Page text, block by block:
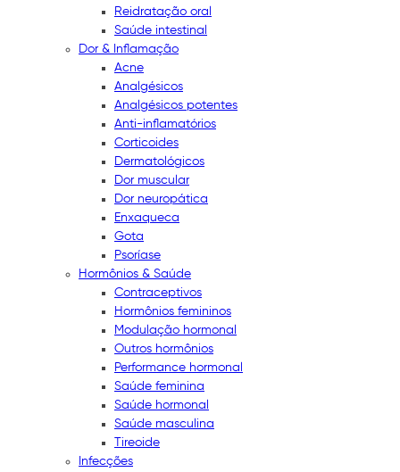
Reidratação oral
Saúde intestinal
Dor & Inflamação
Acne
Analgésicos
Analgésicos potentes
Anti-inflamatórios
Corticoides
Dermatológicos
Dor muscular
Dor neuropática
Enxaqueca
Gota
Psoríase
Hormônios & Saúde
Contraceptivos
Hormônios femininos
Modulação hormonal
Outros hormônios
Performance hormonal
Saúde feminina
Saúde hormonal
Saúde masculina
Tireoide
Infecções